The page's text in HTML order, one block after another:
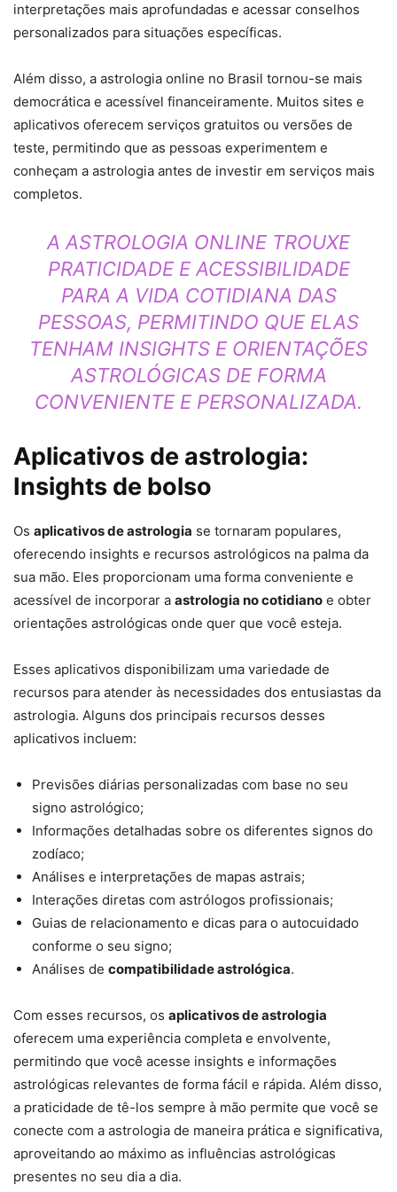
interpretações mais aprofundadas e acessar conselhos
personalizados para situações específicas.
Além disso, a astrologia online no Brasil tornou-se mais
democrática e acessível financeiramente. Muitos sites e
aplicativos oferecem serviços gratuitos ou versões de
teste, permitindo que as pessoas experimentem e
conheçam a astrologia antes de investir em serviços mais
completos.
A ASTROLOGIA ONLINE TROUXE
PRATICIDADE E ACESSIBILIDADE
PARA A VIDA COTIDIANA DAS
PESSOAS, PERMITINDO QUE ELAS
TENHAM INSIGHTS E ORIENTAÇÕES
ASTROLÓGICAS DE FORMA
CONVENIENTE E PERSONALIZADA.
Aplicativos de astrologia:
Insights de bolso
Os aplicativos de astrologia se tornaram populares,
oferecendo insights e recursos astrológicos na palma da
sua mão. Eles proporcionam uma forma conveniente e
acessível de incorporar a astrologia no cotidiano e obter
orientações astrológicas onde quer que você esteja.
Esses aplicativos disponibilizam uma variedade de
recursos para atender às necessidades dos entusiastas da
astrologia. Alguns dos principais recursos desses
aplicativos incluem:
Previsões diárias personalizadas com base no seu
signo astrológico;
Informações detalhadas sobre os diferentes signos do
zodíaco;
Análises e interpretações de mapas astrais;
Interações diretas com astrólogos profissionais;
Guias de relacionamento e dicas para o autocuidado
conforme o seu signo;
Análises de compatibilidade astrológica.
Com esses recursos, os aplicativos de astrologia
oferecem uma experiência completa e envolvente,
permitindo que você acesse insights e informações
astrológicas relevantes de forma fácil e rápida. Além disso,
a praticidade de tê-los sempre à mão permite que você se
conecte com a astrologia de maneira prática e significativa,
aproveitando ao máximo as influências astrológicas
presentes no seu dia a dia.